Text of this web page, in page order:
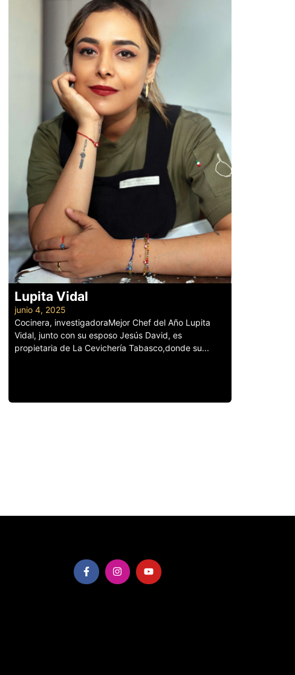
Lupita Vidal
junio 4, 2025
Cocinera, investigadoraMejor Chef del Año Lupita
Vidal, junto con su esposo Jesús David, es
propietaria de La Cevichería Tabasco,donde su...